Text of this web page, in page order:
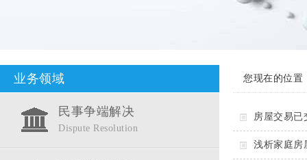
业务领域
民事争端解决
Dispute Resolution
您现在的位置
房屋交易
浅析家庭房